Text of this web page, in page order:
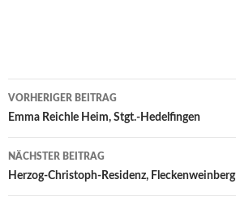
Beitrags-
Navigation
VORHERIGER BEITRAG
Emma Reichle Heim, Stgt.-Hedelfingen
NÄCHSTER BEITRAG
Herzog-Christoph-Residenz, Fleckenweinberg